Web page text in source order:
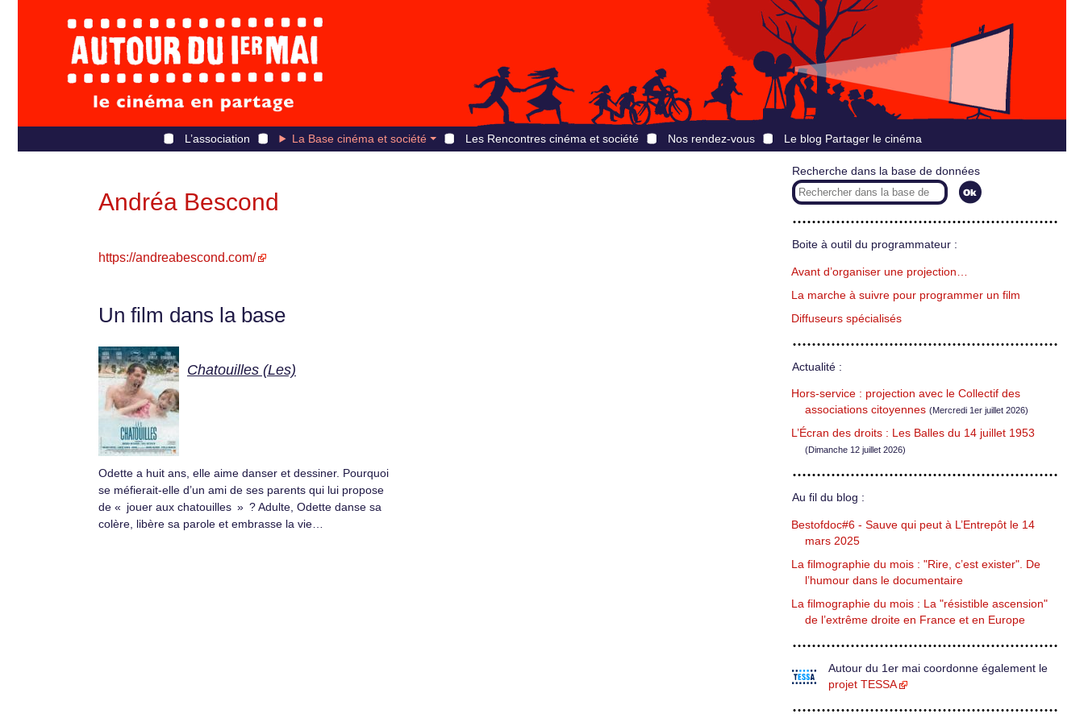
L’association La Base cinéma et société Les Rencontres cinéma et société Nos rendez-vous Le blog Partager le cinéma
Andréa Bescond
https://andreabescond.com/
Un film dans la base
Chatouilles (Les)
Odette a huit ans, elle aime danser et dessiner. Pourquoi
se méfierait-elle d’un ami de ses parents qui lui propose
de « jouer aux chatouilles » ? Adulte, Odette danse sa
colère, libère sa parole et embrasse la vie…
Recherche dans la base de données
Boite à outil du programmateur :
Avant d’organiser une projection…
La marche à suivre pour programmer un film
Diffuseurs spécialisés
Actualité :
Hors-service : projection avec le Collectif des
associations citoyennes (Mercredi 1er juillet 2026)
L’Écran des droits : Les Balles du 14 juillet 1953
(Dimanche 12 juillet 2026)
Au fil du blog :
Bestofdoc#6 - Sauve qui peut à L’Entrepôt le 14
mars 2025
La filmographie du mois : "Rire, c’est exister". De
l’humour dans le documentaire
La filmographie du mois : La "résistible ascension"
de l’extrême droite en France et en Europe
Autour du 1er mai coordonne également le
projet TESSA